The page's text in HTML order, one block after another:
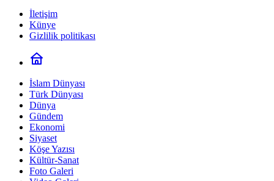
İletişim
Künye
Gizlilik politikası
İslam Dünyası
Türk Dünyası
Dünya
Gündem
Ekonomi
Siyaset
Köşe Yazısı
Kültür-Sanat
Foto Galeri